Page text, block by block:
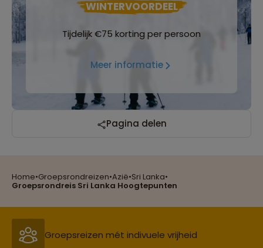
Home•Groepsrondreizen•Azië•Sri Lanka•
Groepsrondreis Sri Lanka Hoogtepunten
WINTERVOORDEEL
Tijdelijk €75 korting per persoon
Meer informatie
Pagina delen
Reizen met oog voor mens, cultuur en milieu
Groepsreizen mét indivuele vrijheid